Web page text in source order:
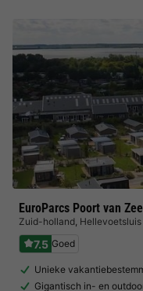
EuroParcs Poort van
Zuid-holland, Hellevoetsluis
7.5 Goed
Unieke
Gigantisch in- en